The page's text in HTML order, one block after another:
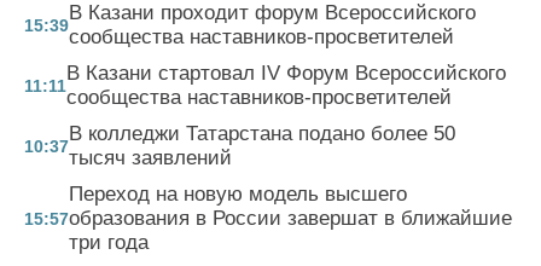
15:39
В Казани проходит форум Всероссийского
сообщества наставников-просветителей
11:11
В Казани стартовал IV Форум Всероссийского
сообщества наставников-просветителей
10:37
В колледжи Татарстана подано более 50
тысяч заявлений
15:57
Переход на новую модель высшего
образования в России завершат в ближайшие
три года